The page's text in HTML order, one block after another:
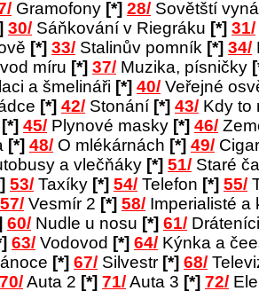
Gramofony [*] 28/ Sovětští
30/ Sáňkování v Riegráku [*] 31/
[*] 33/ Stalinův pomník [*] 34/
míru [*] 37/ Muzika, písničky
a šmelináři [*] 40/ Veřejné
[*] 42/ Stonání [*] 43/ Kdy to
[*] 45/ Plynové masky [*] 46/
[*] 48/ O mlékárnách [*] 49/
a vlečňáky [*] 51/ Staré
53/ Taxíky [*] 54/ Telefon [*] 55/
57/ Vesmír 2 [*] 58/ Imperialisté a
60/ Nudle u nosu [*] 61/
63/ Vodovod [*] 64/ Kýnka a
[*] 67/ Silvestr [*] 68/
70/Auta 2 [*] 71/Auta 3 [*] 72/